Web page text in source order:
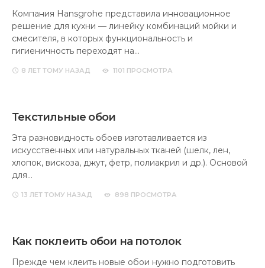
Компания Hansgrohe представила инновационное
решение для кухни — линейку комбинаций мойки и
смесителя, в которых функциональность и
гигиеничность переходят на…
8 ЛЕТ ТОМУ НАЗАД 1101 ПРОСМОТРА
Текстильные обои
Эта разновидность обоев изготавливается из
искусственных или натуральных тканей (шелк, лен,
хлопок, вискоза, джут, фетр, полиакрил и др.). Основой
для…
13 ЛЕТ ТОМУ НАЗАД 898 ПРОСМОТРА
Как поклеить обои на потолок
Прежде чем клеить новые обои нужно подготовить